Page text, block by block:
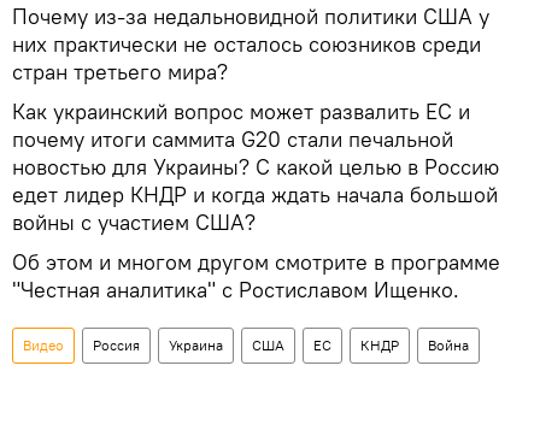
Почему из-за недальновидной политики США у
них практически не осталось союзников среди
стран третьего мира?
Как украинский вопрос может развалить ЕС и
почему итоги саммита G20 стали печальной
новостью для Украины? С какой целью в Россию
едет лидер КНДР и когда ждать начала большой
войны с участием США?
Об этом и многом другом смотрите в программе
"Честная аналитика" с Ростиславом Ищенко.
Видео Россия Украина США ЕС КНДР Война